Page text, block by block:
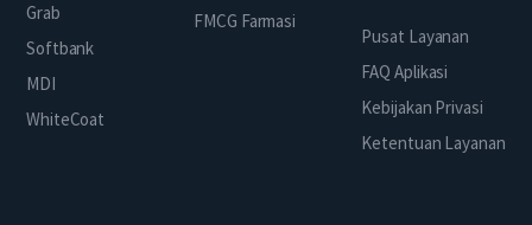
Grab
Softbank
MDI
WhiteCoat
FMCG Farmasi
Pusat Layanan
FAQ Aplikasi
Kebijakan Privasi
Ketentuan Layanan